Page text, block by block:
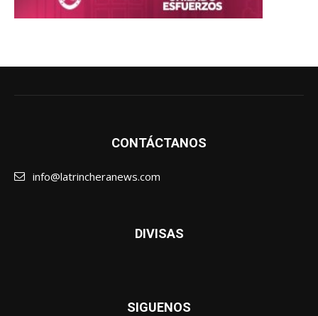
CONTÁCTANOS
info@latrincheranews.com
DIVISAS
SIGUENOS